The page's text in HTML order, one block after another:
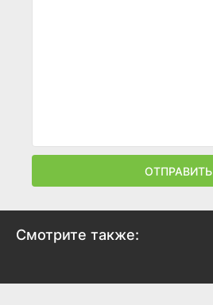
ОТПРАВИТЬ
Смотрите также: